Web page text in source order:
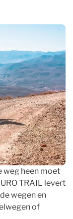
weg heen moet
TRAIL levert
wegen en
of